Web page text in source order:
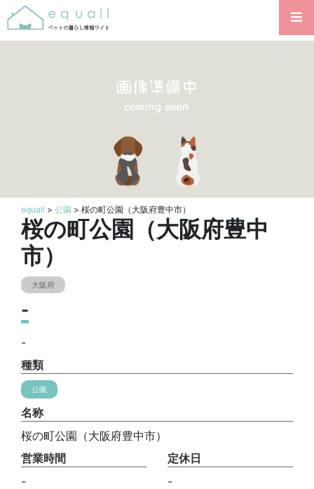
equall > 公園 > 桜の町公園（大阪府豊中市）
桜の町公園（大阪府豊中
市）
大阪府
-
-
種類
公園
名称
桜の町公園（大阪府豊中市）
営業時間
-
定休日
-